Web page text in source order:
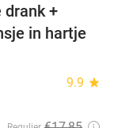
drank +
in hartje
9.9 star